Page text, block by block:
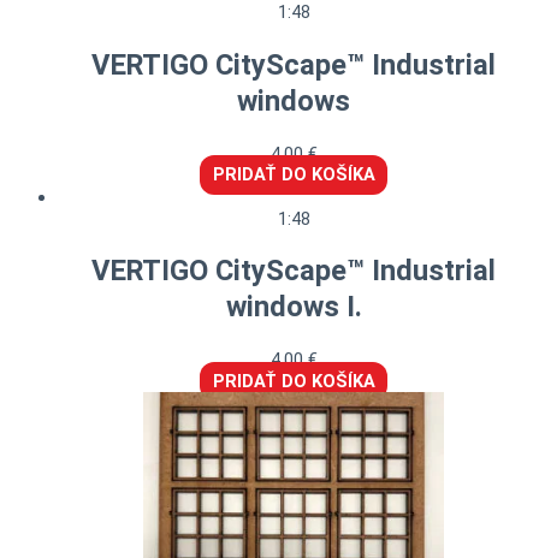
1:48
VERTIGO CityScape™ Industrial
windows
4,00€
PRIDAŤ DO KOŠÍKA
1:48
VERTIGO CityScape™ Industrial
windows I.
4,00€
PRIDAŤ DO KOŠÍKA